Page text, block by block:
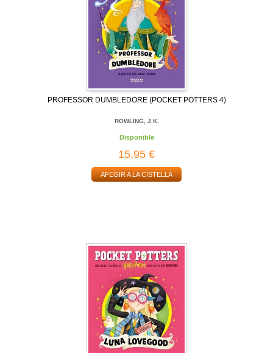
PROFESSOR DUMBLEDORE (POCKET POTTERS 4)
ROWLING, J.K.
Disponible
15,95 €
AFEGIR A LA CISTELLA